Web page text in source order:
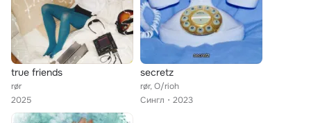
true friends
rør
2025
secretz
rør, O/rioh
Сингл
2023